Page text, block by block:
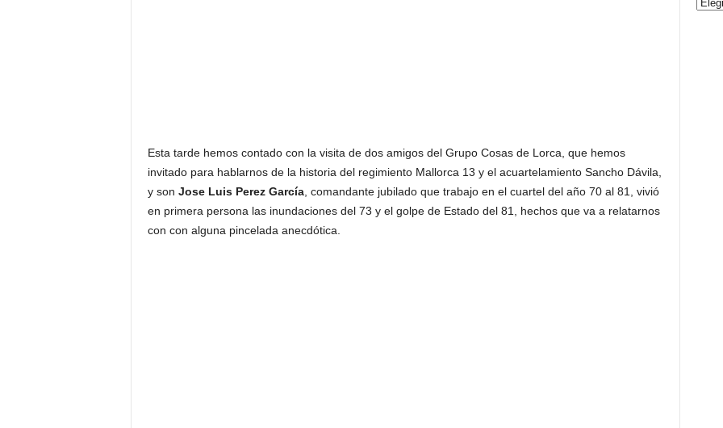
Esta tarde hemos contado con la visita de dos amigos del Grupo Cosas de Lorca, que hemos
invitado para hablarnos de la historia del regimiento Mallorca 13 y el acuartelamiento Sancho Dávila,
y son Jose Luis Perez García, comandante jubilado que trabajo en el cuartel del año 70 al 81, vivió
en primera persona las inundaciones del 73 y el golpe de Estado del 81, hechos que va a relatarnos
con con alguna pincelada anecdótica.